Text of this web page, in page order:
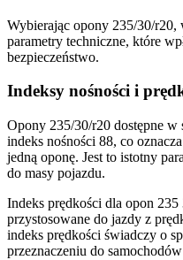
Wybierając opony 235/30/r20,
parametry techniczne, które
bezpieczeństwo.
Indeksy nośności i
Opony 235/30/r20 dostępne w
indeks nośności 88, co
jedną oponę. Jest to istotny
do masy pojazdu.
Indeks prędkości dla opon 235
przystosowane do jazdy z
indeks prędkości świadczy o
przeznaczeniu do